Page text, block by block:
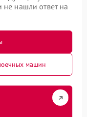
не нашли ответ на
машин